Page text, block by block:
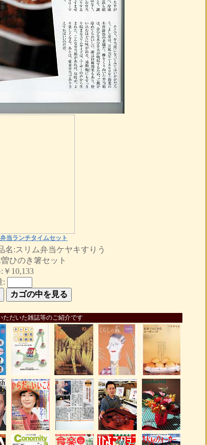
当ランチタイムセット
名:スリム弁当ケヤキすりう
ひのき箸セット
￥10,133
:
ただいた雑誌等のご紹介です